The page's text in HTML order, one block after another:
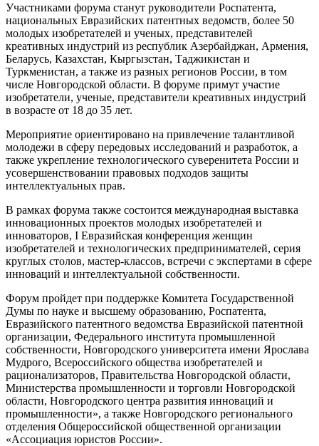
Участниками форума станут руководители Роспатента,
национальных Евразийских патентных ведомств, более 50
молодых изобретателей и ученых, представителей
креативных индустрий из республик Азербайджан, Армения,
Беларусь, Казахстан, Кыргызстан, Таджикистан и
Туркменистан, а также из разных регионов России, в том
числе Новгородской области. В форуме примут участие
изобретатели, ученые, представители креативных индустрий
в возрасте от 18 до 35 лет.
Мероприятие ориентировано на привлечение талантливой
молодежи в сферу передовых исследований и разработок, а
также укрепление технологического суверенитета России и
усовершенствовании правовых подходов защиты
интеллектуальных прав.
В рамках форума также состоится международная выставка
инновационных проектов молодых изобретателей и
инноваторов, I Евразийская конференция женщин
изобретателей и технологических предпринимателей, серия
круглых столов, мастер-классов, встречи с экспертами в сфере
инноваций и интеллектуальной собственности.
Форум пройдет при поддержке Комитета Государственной
Думы по науке и высшему образованию, Роспатента,
Евразийского патентного ведомства Евразийской патентной
организации, Федерального института промышленной
собственности, Новгородского университета имени Ярослава
Мудрого, Всероссийского общества изобретателей и
рационализаторов, Правительства Новгородской области,
Министерства промышленности и торговли Новгородской
области, Новгородского центра развития инноваций и
промышленности», а также Новгородского регионального
отделения Общероссийской общественной организации
«Ассоциация юристов России».